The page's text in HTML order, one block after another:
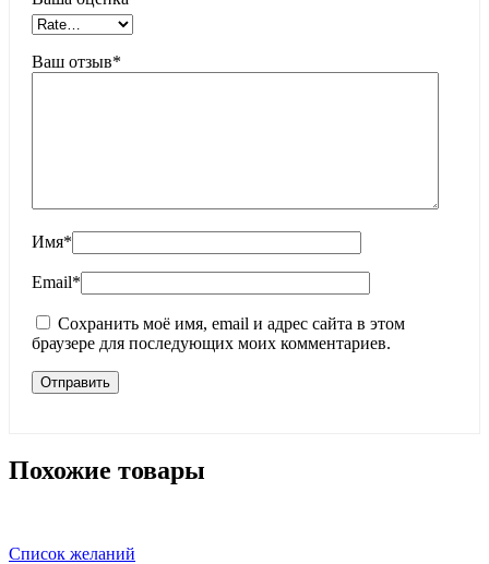
Ваш отзыв*
Имя*
Email*
Сохранить моё имя, email и адрес сайта в этом
браузере для последующих моих комментариев.
Похожие товары
Список желаний